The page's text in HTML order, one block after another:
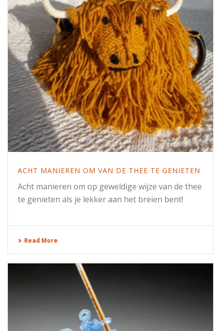
ACHT MANIEREN OM VAN DE THEE TE GENIETEN
Acht manieren om op geweldige wijze van de thee
te genieten als je lekker aan het breien bent!
Read More